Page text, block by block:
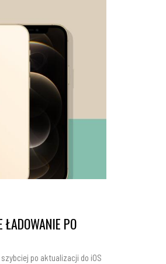
ŁADOWANIE PO
po aktualizacji do iOS